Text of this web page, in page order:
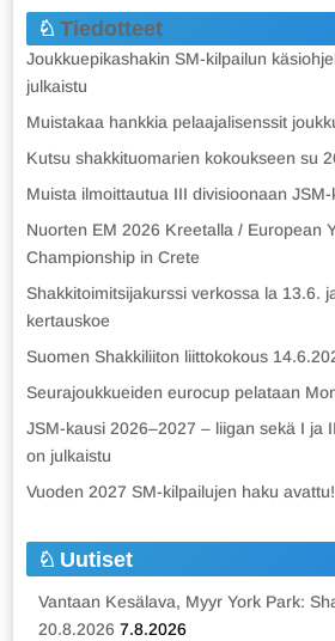
Tiedotteet
Joukkuepikashakin SM-kilpailun
julkaistu
Muistakaa hankkia pelaajalisenssit
Kutsu shakkituomarien kokoukseen su
Muista ilmoittautua III divisioonaan
Nuorten EM 2026 Kreetalla / European
Championship in Crete
Shakkitoimitsijakurssi verkossa la 13.6.
kertauskoe
Suomen Shakkiliiton liittokokous
Seurajoukkueiden eurocup pelataan
JSM-kausi 2026–2027 – liigan sekä I ja
on julkaistu
Vuoden 2027 SM-kilpailujen haku avattu!
Uutiset
Vantaan Kesälava, Myyr York Park:
20.8.2026 7.8.2026